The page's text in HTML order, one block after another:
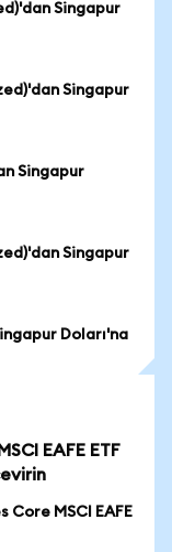
Singapur
Singapur
Singapur
Singapur
Doları'na
EAFE ETF
Core MSCI EAFE